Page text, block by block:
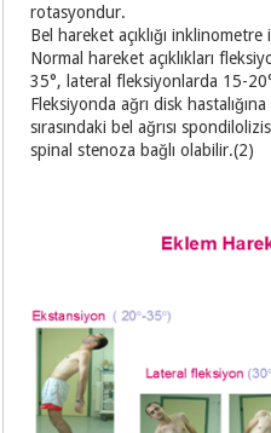
rotasyondur.
Bel hareket açıklığı
Normal hareket açıklıkları
35°, lateral fleksiyonlarda 15-
Fleksiyonda ağrı disk
sırasındaki bel ağrısı
spinal stenoza bağlı olabilir.(2)